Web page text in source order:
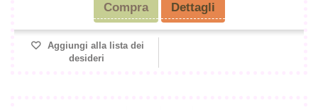
Compra Dettagli
Aggiungi alla lista dei
desideri